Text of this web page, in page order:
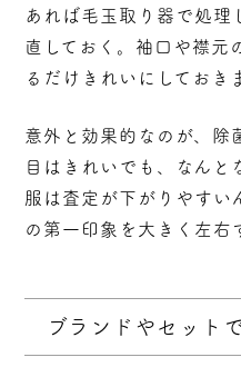
あれば毛玉取り器で処理
直しておく。袖口や襟元
るだけきれいにしておき
意外と効果的なのが、除
目はきれいでも、なん
服は査定が下がりやすい
の第一印象を大きく左右
ブランドやセット